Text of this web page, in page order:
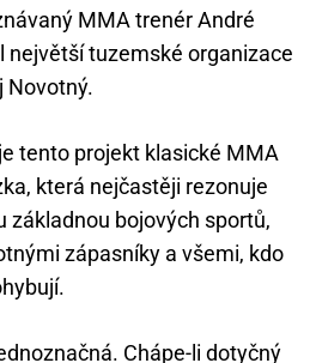
MMA trenér André
největší tuzemské organizace
Novotný.
tento projekt klasické MMA
která nejčastěji rezonuje
základnou bojových sportů,
zápasníky a všemi, kdo
Chápe-li dotyčný